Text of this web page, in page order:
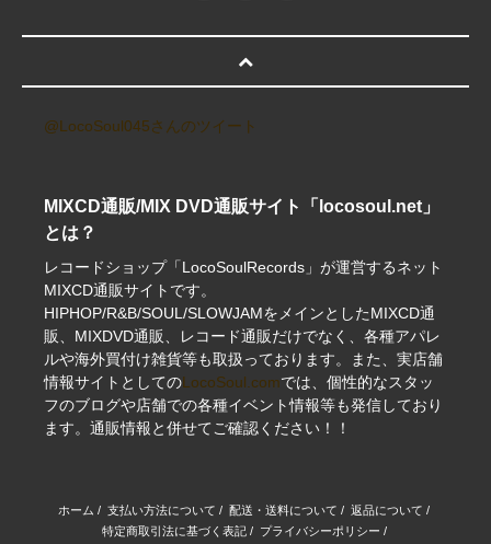
@LocoSoul045さんのツイート
MIXCD通販/MIX DVD通販サイト「locosoul.net」
とは？
レコードショップ「LocoSoulRecords」が運営するネット
MIXCD通販サイトです。
HIPHOP/R&B/SOUL/SLOWJAMをメインとしたMIXCD通
販、MIXDVD通販、レコード通販だけでなく、各種アパレ
ルや海外買付け雑貨等も取扱っております。また、実店舗
情報サイトとしてのLocoSoul.comでは、個性的なスタッ
フのブログや店舗での各種イベント情報等も発信しており
ます。通販情報と併せてご確認ください！！
ホーム / 支払い方法について / 配送・送料について / 返品について /
特定商取引法に基づく表記/ プライバシーポリシー /